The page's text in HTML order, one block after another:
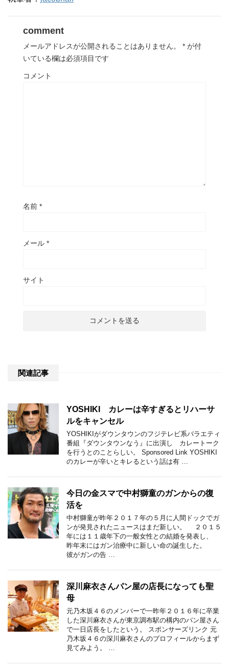
comment
メールアドレスが公開されることはありません。 * が付
いている欄は必須項目です
コメント
名前 *
メール *
サイト
関連記事
YOSHIKI カレーは辛すぎるとリハーサ
ルをキャンセル
YOSHIKIがダウンタウンのフジテレビ系バラエティ
番組『ダウンタウンなう』に出演し カレートーク
を行うとのことらしい。 Sponsored Link YOSHIKI
のカレーが辛いとキレるという話は有 …
今日の金スマで中村獅童のガンからの復
活を
中村獅童が昨年２０１７年の５月に人間ドックでガ
ンが発見されたニュースはまだ新しい。 ２０１５
年には１１歳年下の一般女性との結婚を発表し、
昨年末にはガン治療中に新しい命の誕生した。
彼がガンの告 …
深川麻衣さんパン屋の店長になっても聖
母
元乃木坂４６のメンバーで一昨年２０１６年に卒業
した深川麻衣さんが東京調布駅の構内のパン屋さん
で一日店長をしたという。 スポンサーズリンク 元
乃木坂４６の深川麻衣さんのプロフィールからまず
見てみよう。 …